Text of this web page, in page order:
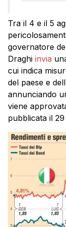
Tra il 4 e il 5
governatore
Draghi invia
cui indica
del paese e
annunciando
viene
pubblicata il